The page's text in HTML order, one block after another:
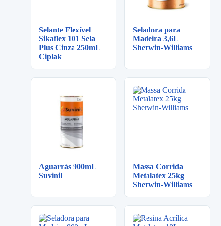
Selante Flexível
Sikaflex 101 Sela
Plus Cinza 250mL
Ciplak
Seladora para
Madeira 3,6L
Sherwin-Williams
Aguarrás 900mL
Suvinil
Massa Corrida
Metalatex 25kg
Sherwin-Williams